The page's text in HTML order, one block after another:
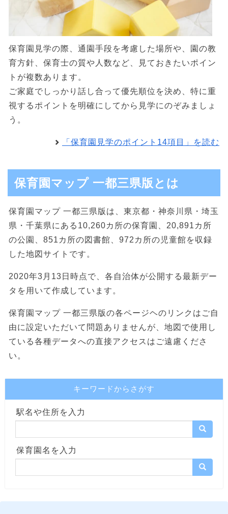
保育園見学の際、通園手段を考慮した場所や、園の教
育方針、保育士の質や人数など、見ておきたいポイン
トが複数あります。
ご家庭でしっかり話し合って優先順位を決め、特に重
視するポイントを明確にしてから見学にのぞみましょ
う。
「保育園見学のポイント14項目」を読む
保育園マップ 一都三県版とは
保育園マップ 一都三県版は、東京都・神奈川県・埼玉
県・千葉県にある10,260カ所の保育園、20,891カ所
の公園、851カ所の図書館、972カ所の児童館を収録
した地図サイトです。
2020年3月13日時点で、各自治体が公開する最新デー
タを用いて作成しています。
保育園マップ 一都三県版の各ページヘのリンクはご自
由に設定いただいて問題ありませんが、地図で使用し
ている各種データへの直接アクセスはご遠慮くださ
い。
キーワードからさがす
駅名や住所を入力
保育園名を入力